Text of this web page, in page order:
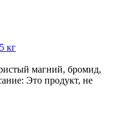
кг
магний, бромид,
Это продукт, не